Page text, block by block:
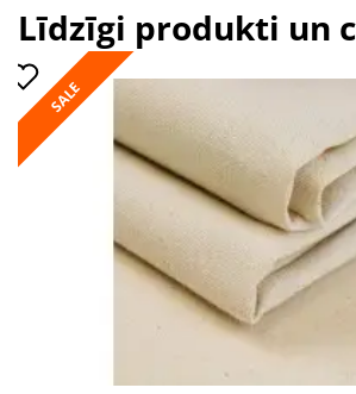
Līdzīgi produkti un
SALE